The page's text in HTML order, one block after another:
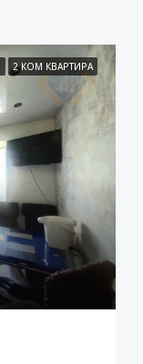
2 КОМ КВАРТИРА